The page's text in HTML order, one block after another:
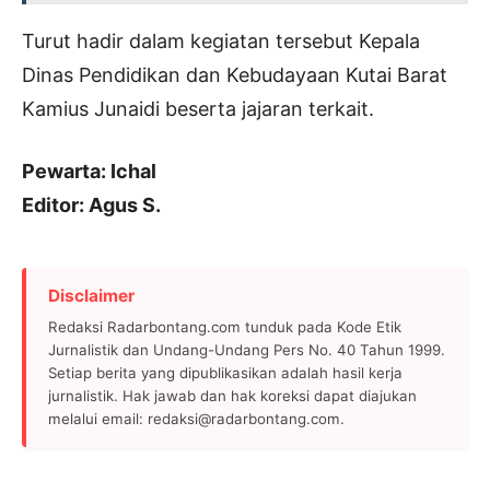
Turut hadir dalam kegiatan tersebut Kepala
Dinas Pendidikan dan Kebudayaan Kutai Barat
Kamius Junaidi beserta jajaran terkait.
Pewarta: Ichal
Editor: Agus S.
Disclaimer
Redaksi Radarbontang.com tunduk pada Kode Etik
Jurnalistik dan Undang-Undang Pers No. 40 Tahun 1999.
Setiap berita yang dipublikasikan adalah hasil kerja
jurnalistik. Hak jawab dan hak koreksi dapat diajukan
melalui email: redaksi@radarbontang.com.